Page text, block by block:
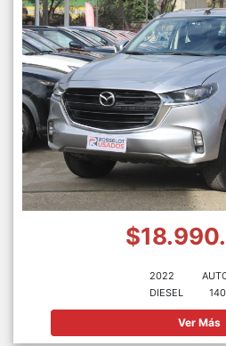
2022
DIESEL
Ver Más